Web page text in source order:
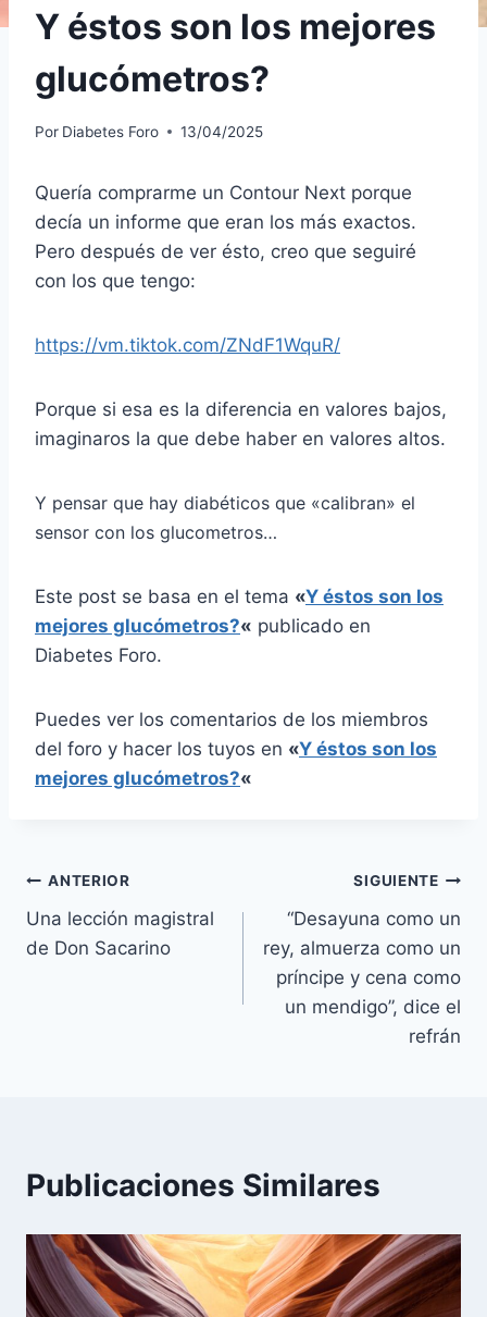
Y éstos son los mejores
glucómetros?
Por Diabetes Foro 13/04/2025
Quería comprarme un Contour Next porque
decía un informe que eran los más exactos.
Pero después de ver ésto, creo que seguiré
con los que tengo:
https://vm.tiktok.com/ZNdF1WquR/
Porque si esa es la diferencia en valores bajos,
imaginaros la que debe haber en valores altos.
Y pensar que hay diabéticos que «calibran» el
sensor con los glucometros…
Este post se basa en el tema «Y éstos son los
mejores glucómetros?« publicado en
Diabetes Foro.
Puedes ver los comentarios de los miembros
del foro y hacer los tuyos en «Y éstos son los
mejores glucómetros?«
Navegación
de
ANTERIOR
Una lección magistral
de Don Sacarino
SIGUIENTE
“Desayuna como un
rey, almuerza como un
príncipe y cena como
un mendigo”, dice el
refrán
Publicaciones Similares